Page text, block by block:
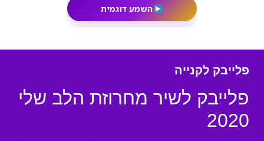
השמע דוגמית
פלייבק לקנייה
פלייבק לשיר מחרוזת הלב שלי
2020